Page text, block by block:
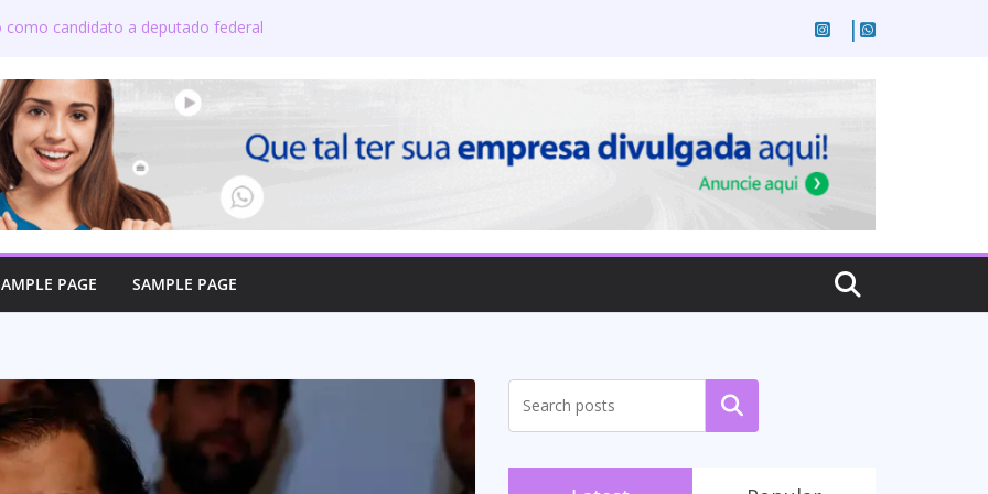
como candidato a deputado federal
e aposentados do Maranhão
posse no Senado e se torna a
Coroatá
candidatura a deputado
com o povo do Maranhão
PAGE SAMPLE PAGE
Pesquisar